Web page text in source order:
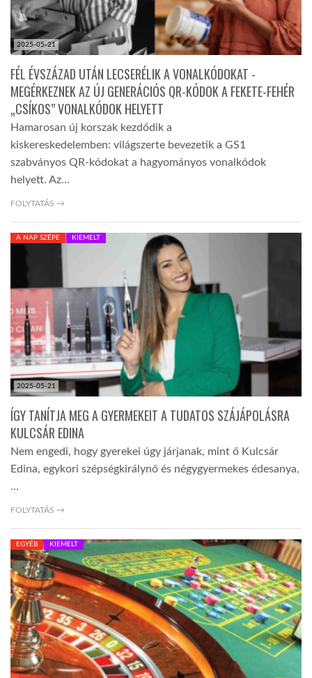
2025-05-21
FÉL ÉVSZÁZAD UTÁN LECSERÉLIK A VONALKÓDOKAT -
MEGÉRKEZNEK AZ ÚJ GENERÁCIÓS QR-KÓDOK A FEKETE-FEHÉR
„CSÍKOS” VONALKÓDOK HELYETT
Hamarosan új korszak kezdődik a
kiskereskedelemben: világszerte bevezetik a GS1
szabványos QR-kódokat a hagyományos vonalkódok
helyett. Az…
FOLYTATÁS →
2025-05-21
A NAP SZÉPE KIEMELT
ÍGY TANÍTJA MEG A GYERMEKEIT A TUDATOS SZÁJÁPOLÁSRA
KULCSÁR EDINA
Nem engedi, hogy gyerekei úgy járjanak, mint ő Kulcsár
Edina, egykori szépségkirálynő és négygyermekes édesanya,
…
FOLYTATÁS →
EGYÉB KIEMELT